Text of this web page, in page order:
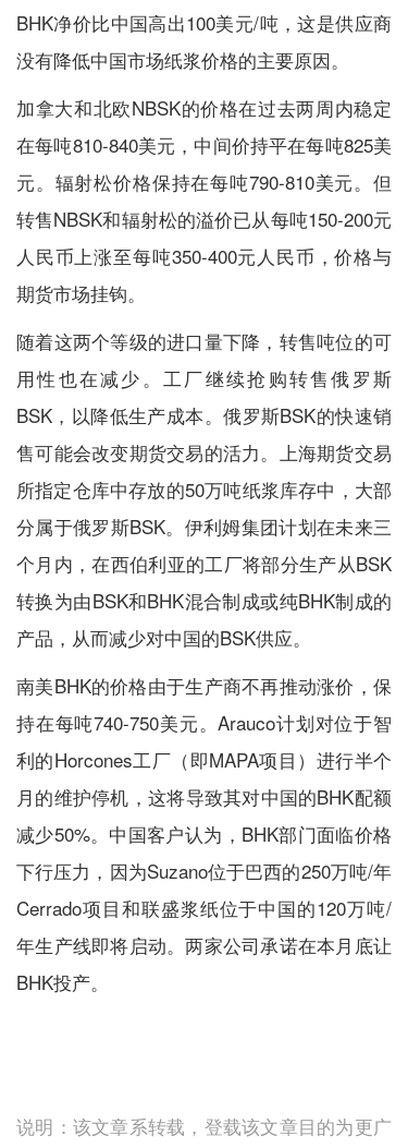
BHK净价比中国高出100美元/吨，这是供应商
没有降低中国市场纸浆价格的主要原因。
加拿大和北欧NBSK的价格在过去两周内稳定
在每吨810-840美元，中间价持平在每吨825美
元。辐射松价格保持在每吨790-810美元。但
转售NBSK和辐射松的溢价已从每吨150-200元
人民币上涨至每吨350-400元人民币，价格与
期货市场挂钩。
随着这两个等级的进口量下降，转售吨位的可
用性也在减少。工厂继续抢购转售俄罗斯
BSK，以降低生产成本。俄罗斯BSK的快速销
售可能会改变期货交易的活力。上海期货交易
所指定仓库中存放的50万吨纸浆库存中，大部
分属于俄罗斯BSK。伊利姆集团计划在未来三
个月内，在西伯利亚的工厂将部分生产从BSK
转换为由BSK和BHK混合制成或纯BHK制成的
产品，从而减少对中国的BSK供应。
南美BHK的价格由于生产商不再推动涨价，保
持在每吨740-750美元。Arauco计划对位于智
利的Horcones工厂（即MAPA项目）进行半个
月的维护停机，这将导致其对中国的BHK配额
减少50%。中国客户认为，BHK部门面临价格
下行压力，因为Suzano位于巴西的250万吨/年
Cerrado项目和联盛浆纸位于中国的120万吨/
年生产线即将启动。两家公司承诺在本月底让
BHK投产。
说明：该文章系转载，登载该文章目的为更广